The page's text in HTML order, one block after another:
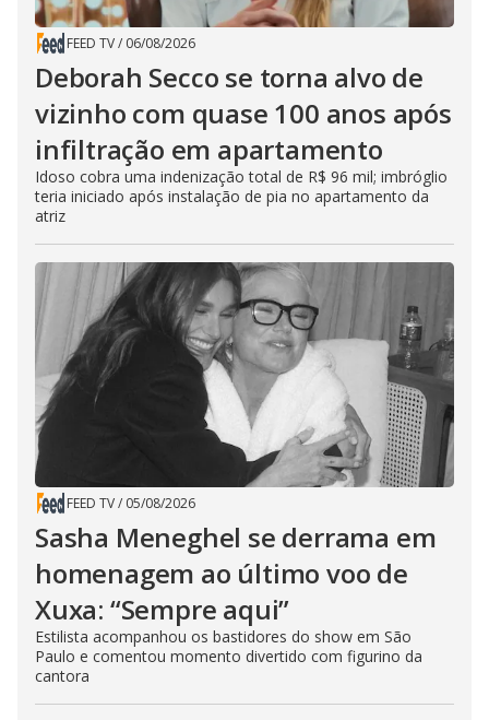
FEED TV/ 06/08/2026
Deborah Secco se torna alvo de
vizinho com quase 100 anos após
infiltração em apartamento
Idoso cobra uma indenização total de R$ 96 mil; imbróglio
teria iniciado após instalação de pia no apartamento da
atriz
FEED TV/ 05/08/2026
Sasha Meneghel se derrama em
homenagem ao último voo de
Xuxa: “Sempre aqui”
Estilista acompanhou os bastidores do show em São
Paulo e comentou momento divertido com figurino da
cantora